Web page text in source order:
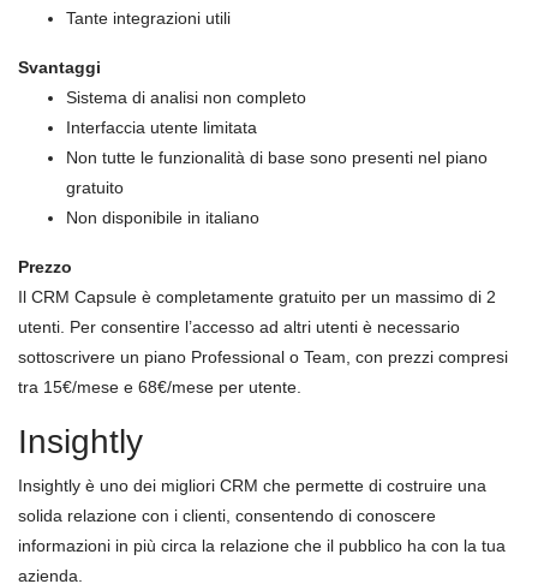
Tante integrazioni utili
Svantaggi
Sistema di analisi non completo
Interfaccia utente limitata
Non tutte le funzionalità di base sono presenti nel piano
gratuito
Non disponibile in italiano
Prezzo
Il CRM Capsule è completamente gratuito per un massimo di 2
utenti. Per consentire l’accesso ad altri utenti è necessario
sottoscrivere un piano Professional o Team, con prezzi compresi
tra 15€/mese e 68€/mese per utente.
Insightly
Insightly è uno dei migliori CRM che permette di costruire una
solida relazione con i clienti, consentendo di conoscere
informazioni in più circa la relazione che il pubblico ha con la tua
azienda.